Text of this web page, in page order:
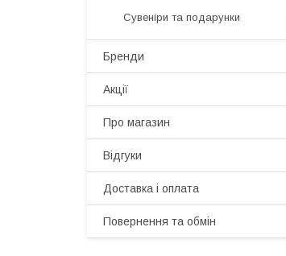
Сувеніри та подарунки
Бренди
Акції
Про магазин
Відгуки
Доставка і оплата
Повернення та обмін